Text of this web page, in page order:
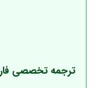
ترجمه تخصصی